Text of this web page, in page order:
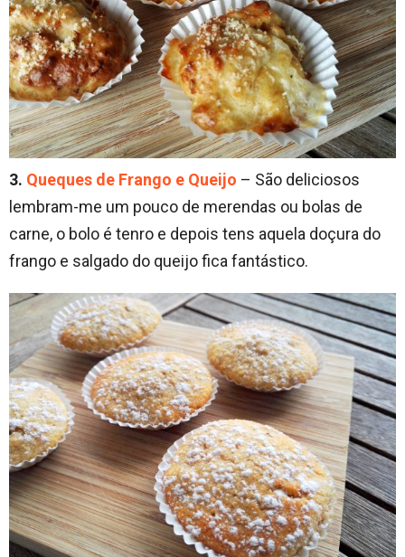
3. Queques de Frango e Queijo – São deliciosos
lembram-me um pouco de merendas ou bolas de
carne, o bolo é tenro e depois tens aquela doçura do
frango e salgado do queijo fica fantástico.